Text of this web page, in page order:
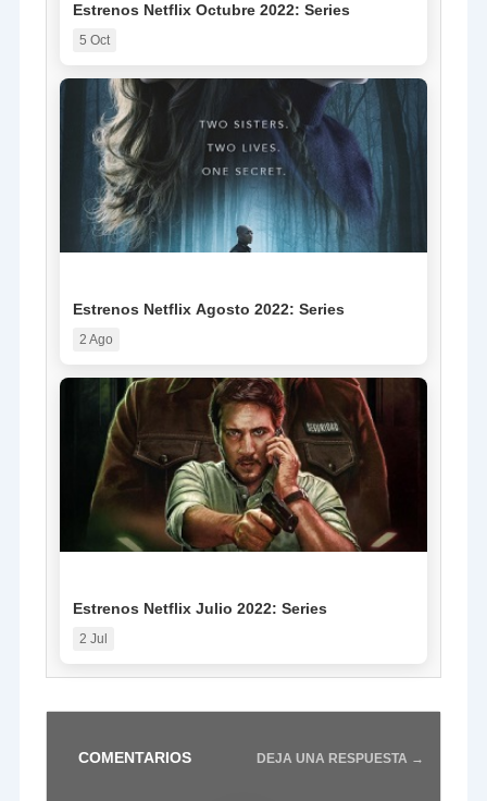
Estrenos Netflix Octubre 2022: Series
5 Oct
Estrenos Netflix Agosto 2022: Series
2 Ago
Estrenos Netflix Julio 2022: Series
2 Jul
COMENTARIOS DEJA UNA RESPUESTA →